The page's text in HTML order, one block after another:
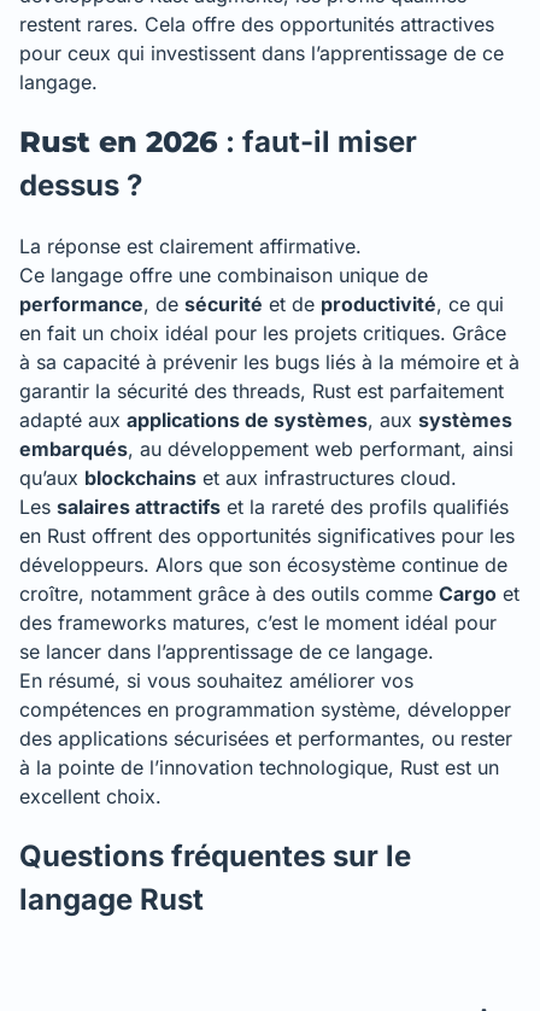
restent rares. Cela offre des opportunités attractives
pour ceux qui investissent dans l’apprentissage de ce
langage.
Rust en 2026 : faut-il miser
dessus ?
La réponse est clairement affirmative.
Ce langage offre une combinaison unique de
performance, de sécurité et de productivité, ce qui
en fait un choix idéal pour les projets critiques. Grâce
à sa capacité à prévenir les bugs liés à la mémoire et à
garantir la sécurité des threads, Rust est parfaitement
adapté aux applications de systèmes, aux systèmes
embarqués, au développement web performant, ainsi
qu’aux blockchains et aux infrastructures cloud.
Les salaires attractifs et la rareté des profils qualifiés
en Rust offrent des opportunités significatives pour les
développeurs. Alors que son écosystème continue de
croître, notamment grâce à des outils comme Cargo et
des frameworks matures, c’est le moment idéal pour
se lancer dans l’apprentissage de ce langage.
En résumé, si vous souhaitez améliorer vos
compétences en programmation système, développer
des applications sécurisées et performantes, ou rester
à la pointe de l’innovation technologique, Rust est un
excellent choix.
Questions fréquentes sur le
langage Rust